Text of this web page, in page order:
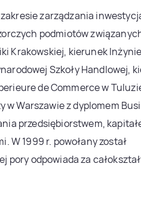
zarządzania
podmiotów
Krakowskiej, kierunek
Szkoły Handlowej,
de Commerce w
w Warszawie z dyplomem
przedsiębiorstwem,
W 1999 r. powołany został
pory odpowiada za